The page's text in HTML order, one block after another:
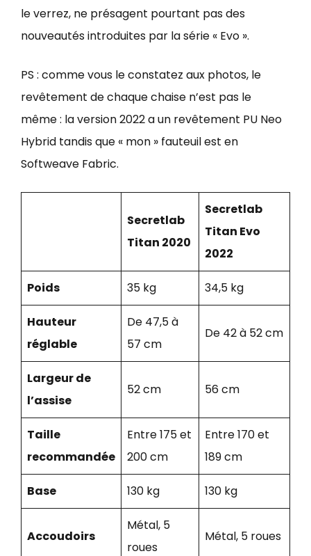
le verrez, ne présagent pourtant pas des
nouveautés introduites par la série « Evo ».
PS : comme vous le constatez aux photos, le
revêtement de chaque chaise n’est pas le
même : la version 2022 a un revêtement PU Neo
Hybrid tandis que « mon » fauteuil est en
Softweave Fabric.
Secretlab
Titan 2020
Secretlab
Titan Evo
2022
Poids 35 kg 34,5 kg
Hauteur
réglable
De 47,5 à
57 cm
De 42 à 52 cm
Largeur de
l’assise
52 cm 56 cm
Taille
recommandée
Entre 175 et
200 cm
Entre 170 et
189 cm
Base 130 kg 130 kg
Accoudoirs
Métal, 5
roues
Métal, 5 roues